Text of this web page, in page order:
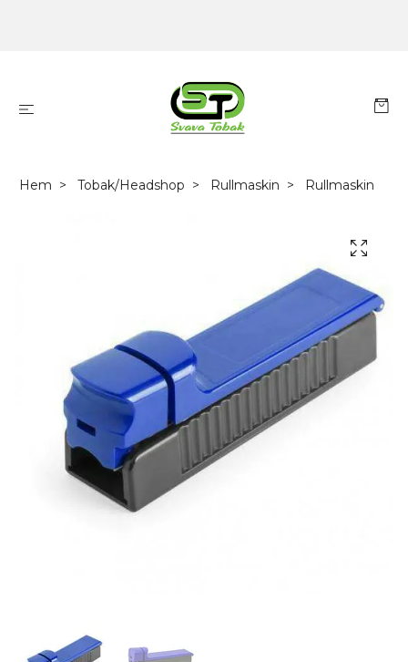
Hem Tobak/Headshop Rullmaskin Rullmaskin